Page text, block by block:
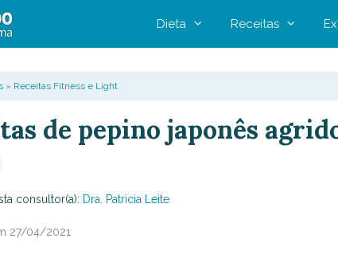
Dieta Receitas
» Receitas Fitness e Light
de pepino japonês
consultor(a): Dra. Patricia Leite
27/04/2021